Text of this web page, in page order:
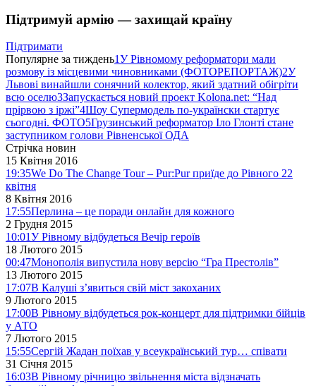
Підтримуй армію — захищай країну
Підтримати
Популярне за тиждень1У Рівномому реформатори мали
розмову із місцевими чиновниками (ФОТОРЕПОРТАЖ)2У
Львові винайшли сонячний колектор, який здатний обігріти
всю оселю3Запускається новий проект Kolona.net: “Над
прірвою з іржі”4Шоу Супермодель по-українски стартує
сьогодні. ФОТО5Грузинський реформатор Іло Глонті стане
заступником голови Рівненської ОДА
Стрічка новин
15 Квітня 2016
19:35We Do The Change Tour – Pur:Pur приїде до Рівного 22
квітня
8 Квітня 2016
17:55Перлина – це поради онлайн для кожного
2 Грудня 2015
10:01У Рівному відбудеться Вечір героїв
18 Лютого 2015
00:47Монополія випустила нову версію “Гра Престолів”
13 Лютого 2015
17:07В Калуші з’явиться свій міст закоханих
9 Лютого 2015
17:00В Рівному відбудеться рок-концерт для підтримки бійців
у АТО
7 Лютого 2015
15:55Сергій Жадан поїхав у всеукраїнський тур… співати
31 Січня 2015
16:03В Рівному річницю звільнення міста відзначать